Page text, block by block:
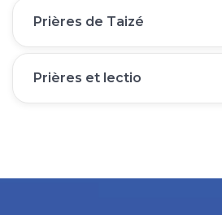
Prières de Taizé
Prières et lectio